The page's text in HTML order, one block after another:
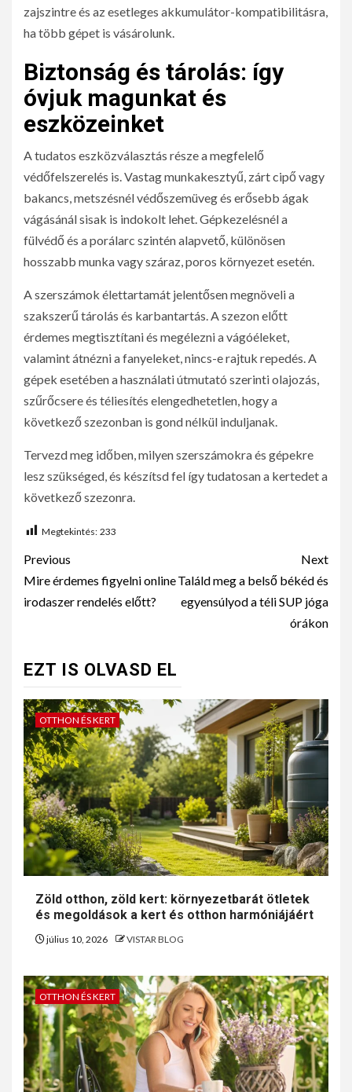
zajszintre és az esetleges akkumulátor-kompatibilitásra,
ha több gépet is vásárolunk.
Biztonság és tárolás: így
óvjuk magunkat és
eszközeinket
A tudatos eszközválasztás része a megfelelő
védőfelszerelés is. Vastag munkakesztyű, zárt cipő vagy
bakancs, metszésnél védőszemüveg és erősebb ágak
vágásánál sisak is indokolt lehet. Gépkezelésnél a
fülvédő és a porálarc szintén alapvető, különösen
hosszabb munka vagy száraz, poros környezet esetén.
A szerszámok élettartamát jelentősen megnöveli a
szakszerű tárolás és karbantartás. A szezon előtt
érdemes megtisztítani és megélezni a vágóéleket,
valamint átnézni a fanyeleket, nincs-e rajtuk repedés. A
gépek esetében a használati útmutató szerinti olajozás,
szűrőcsere és téliesítés elengedhetetlen, hogy a
következő szezonban is gond nélkül induljanak.
Tervezd meg időben, milyen szerszámokra és gépekre
lesz szükséged, és készítsd fel így tudatosan a kertedet a
következő szezonra.
Megtekintés: 233
Previous
Mire érdemes figyelni online
irodaszer rendelés előtt?
Next
Találd meg a belső békéd és
egyensúlyod a téli SUP jóga
órákon
EZT IS OLVASD EL
OTTHON ÉS KERT
Zöld otthon, zöld kert: környezetbarát ötletek
és megoldások a kert és otthon harmóniájáért
július 10, 2026 VISTAR BLOG
OTTHON ÉS KERT